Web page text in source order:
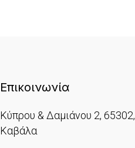
Επικοινωνία
Κύπρου & Δαμιάνου 2, 65302,
Καβάλα